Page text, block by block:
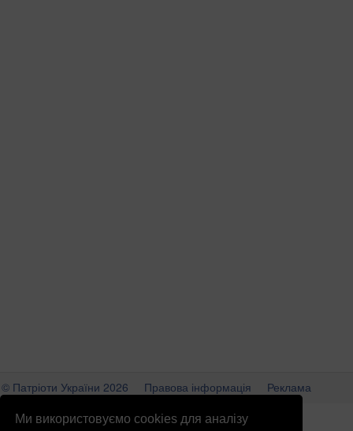
Ми використовуємо cookies для аналізу
© Патріоти України 2026 Правова інформація
Реклама
info@patrioty.org.ua